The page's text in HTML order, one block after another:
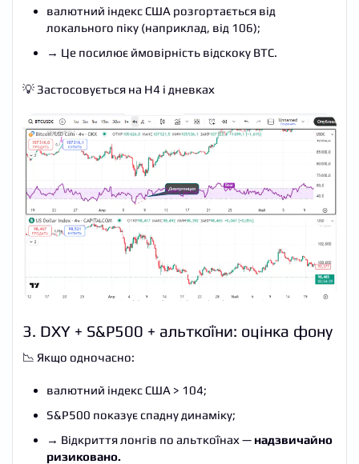
валютний індекс США розгортається від
локального піку (наприклад, від 106);
→ Це посилює ймовірність відскоку BTC.
💡 Застосовується на H4 і дневках
3. DXY + S&P500 + альткоїни: оцінка фону
📉 Якщо одночасно:
валютний індекс США > 104;
S&P500 показує спадну динаміку;
→ Відкриття лонгів по альткоїнах — надзвичайно
ризиковано.